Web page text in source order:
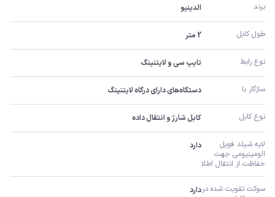
برند الدینیو
طول کابل 2 متر
نوع رابط تایپ سی و لایتنینگ
سازگار با دستگاه‌های دارای درگاه لایتنینگ
نوع کابل کابل شارژ و انتقال داده
حفاظت از انتقال اطلا
دارد
سوکت تقویت شده در دارد